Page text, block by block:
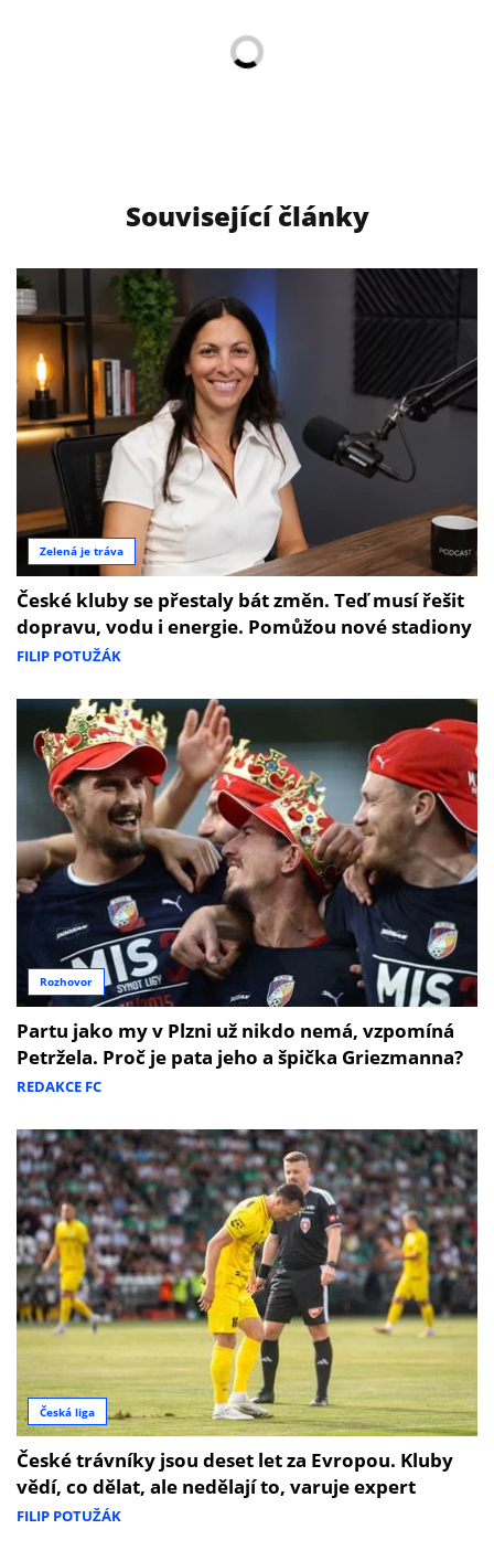
Související články
Zelená je tráva
České kluby se přestaly bát změn. Teď musí řešit
dopravu, vodu i energie. Pomůžou nové stadiony
FILIP POTUŽÁK
Rozhovor
Partu jako my v Plzni už nikdo nemá, vzpomíná
Petržela. Proč je pata jeho a špička Griezmanna?
REDAKCE FC
Česká liga
České trávníky jsou deset let za Evropou. Kluby
vědí, co dělat, ale nedělají to, varuje expert
FILIP POTUŽÁK